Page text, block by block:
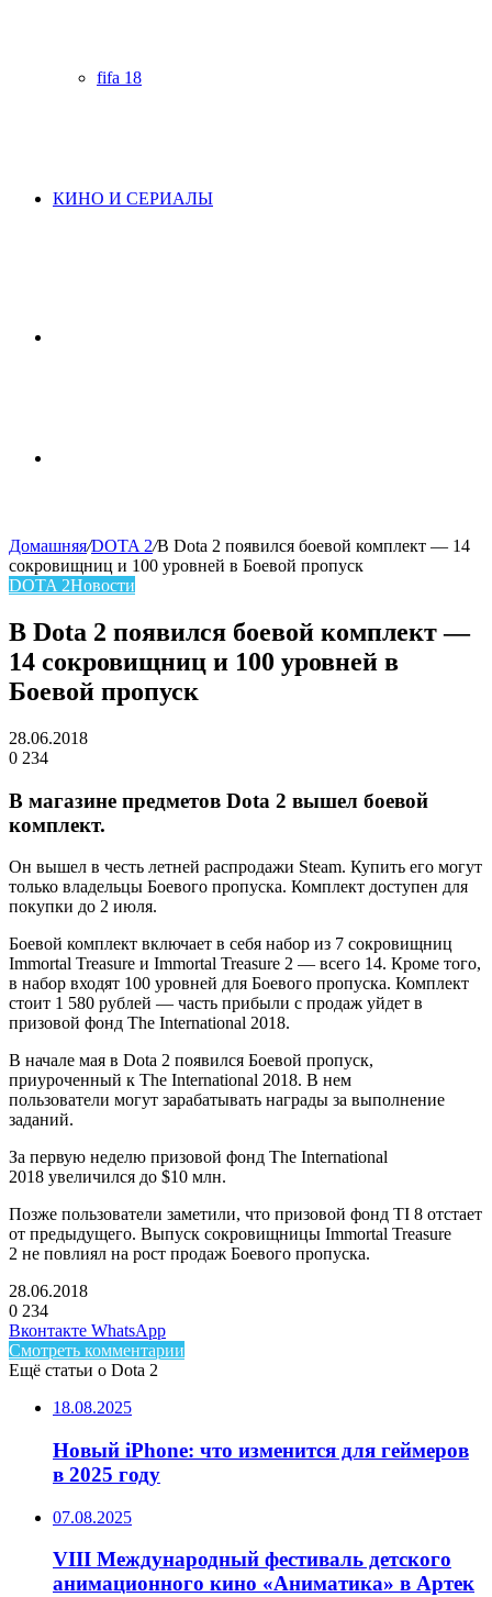
fifa 18
КИНО И СЕРИАЛЫ
skin
Домашняя/DOTA 2/В Dota 2 появился боевой комплект — 14
сокровищниц и 100 уровней в Боевой пропуск
DOTA 2Новости
В Dota 2 появился боевой комплект —
14 сокровищниц и 100 уровней в
Боевой пропуск
28.06.2018
0 234
В магазине предметов Dota 2 вышел боевой
комплект.
Он вышел в честь летней распродажи Steam. Купить его могут
только владельцы Боевого пропуска. Комплект доступен для
покупки до 2 июля.
Боевой комплект включает в себя набор из 7 сокровищниц
Immortal Treasure и Immortal Treasure 2 — всего 14. Кроме того,
в набор входят 100 уровней для Боевого пропуска. Комплект
стоит 1 580 рублей — часть прибыли с продаж уйдет в
призовой фонд The International 2018.
В начале мая в Dota 2 появился Боевой пропуск,
приуроченный к The International 2018. В нем
пользователи могут зарабатывать награды за выполнение
заданий.
За первую неделю призовой фонд The International
2018 увеличился до $10 млн.
Позже пользователи заметили, что призовой фонд TI 8 отстает
от предыдущего. Выпуск сокровищницы Immortal Treasure
2 не повлиял на рост продаж Боевого пропуска.
28.06.2018
0 234
Facebook
Twitter
LinkedIn
Вконтакте WhatsAppTelegram
Смотреть комментарии
Ещё статьи о Dota 2
18.08.2025
Новый iPhone: что изменится для геймеров
в 2025 году
07.08.2025
VIII Международный фестиваль детского
анимационного кино «Аниматика» в Артек